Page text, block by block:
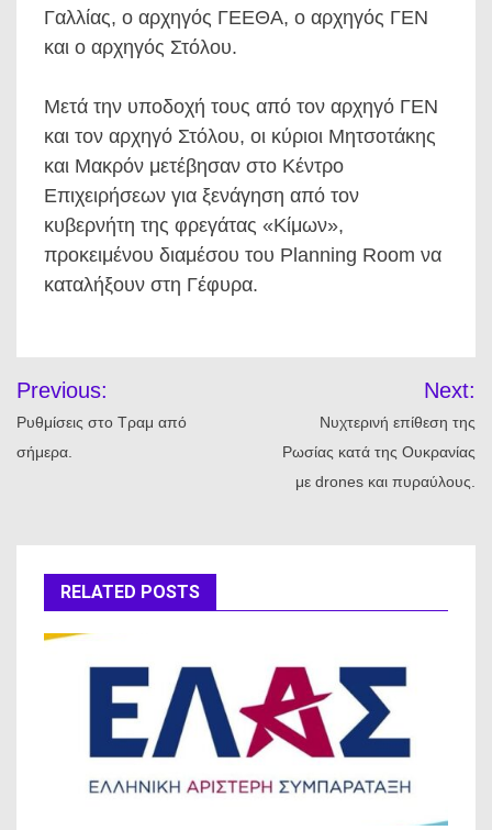
Γαλλίας, ο αρχηγός ΓΕΕΘΑ, ο αρχηγός ΓΕΝ
και ο αρχηγός Στόλου.
Μετά την υποδοχή τους από τον αρχηγό ΓΕΝ
και τον αρχηγό Στόλου, οι κύριοι Μητσοτάκης
και Μακρόν μετέβησαν στο Κέντρο
Επιχειρήσεων για ξενάγηση από τον
κυβερνήτη της φρεγάτας «Κίμων»,
προκειμένου διαμέσου του Planning Room να
καταλήξουν στη Γέφυρα.
άρθρων
Previous:
Ρυθμίσεις στο Τραμ από
σήμερα.
Next:
Νυχτερινή επίθεση της
Ρωσίας κατά της Ουκρανίας
με drones και πυραύλους.
RELATED POSTS